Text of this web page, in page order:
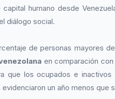
humano desde
diálogo social.
de personas mayores
en comparación
que los ocupados e inactivos
un año menos que